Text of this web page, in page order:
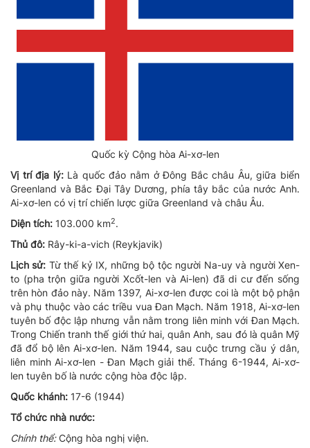
Quốc kỳ Cộng hòa Ai-xơ-len
Vị trí địa lý:Là quốc đảo nằm ở Đông Bắc châu Âu, giữa biển
Greenland và Bắc Đại Tây Dương, phía tây bắc của nước Anh.
Ai-xơ-len có vị trí chiến lược giữa Greenland và châu Âu.
Diện tích: 103.000 km2.
Thủ đô: Rây-ki-a-vich (Reykjavik)
Lịch sử: Từ thế kỷ IX, những bộ tộc người Na-uy và người Xen-
to (pha trộn giữa người Xcốt-len và Ai-len) đã di cư đến sống
trên hòn đảo này. Năm 1397, Ai-xơ-len được coi là một bộ phận
và phụ thuộc vào các triều vua Đan Mạch. Năm 1918, Ai-xơ-len
tuyên bố độc lập nhưng vẫn nằm trong liên minh với Đan Mạch.
Trong Chiến tranh thế giới thứ hai, quân Anh, sau đó là quân Mỹ
đã đổ bộ lên Ai-xơ-len. Năm 1944, sau cuộc trưng cầu ý dân,
liên minh Ai-xơ-len - Đan Mạch giải thể. Tháng 6-1944, Ai-xơ-
len tuyên bố là nước cộng hòa độc lập.
Quốc khánh: 17-6 (1944)
Tổ chức nhà nước:
Chính thể:Cộng hòa nghị viện.